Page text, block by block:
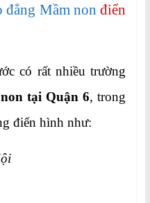
đẳng Mầm non điển
có rất nhiều trường
tại Quận 6, trong
điển hình như: